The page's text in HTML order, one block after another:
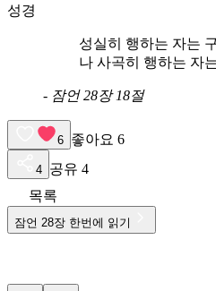
성경
성실히 행하는 자는
나 사곡히 행하는 자
- 잠언 28장 18절
6 좋아요 6
4 공유 4
목록
잠언 28장 한번에 읽기